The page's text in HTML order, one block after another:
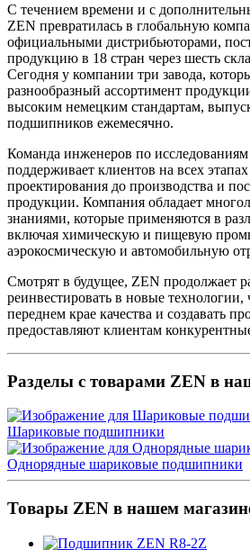
С течением времени и с
ZEN превратилась в глобальную
официальными дистрибьюторами,
продукцию в 18 стран через шесть
Сегодня у компании три завода,
разнообразный ассортимент
высоким немецким стандартам,
подшипников ежемесячно.
Команда инженеров по
поддерживает клиентов на всех
проектирования до производства и
продукции. Компания обладает
знаниями, которые применяются в
включая химическую и пищевую
аэрокосмическую и автомобильную
Смотрят в будущее, ZEN продолжает
реинвестировать в новые технологии,
переднем крае качества и создавать
предоставляют клиентам
Разделы с товарами ZEN в
Шариковые подшипники
Однорядные шариковые подшипники
Товары ZEN в нашем